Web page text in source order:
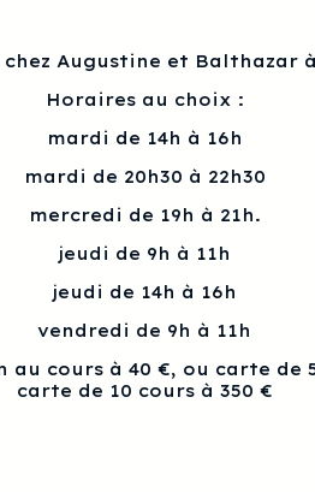
chez Augustine et Balthazar
Horaires au choix :
mardi de 14h à 16h
mardi de 20h30 à 22h30
mercredi de 19h à 21h.
jeudi de 9h à 11h
jeudi de 14h à 16h
vendredi de 9h à 11h
cours à 40 €, ou carte de
carte de 10 cours à 350 €